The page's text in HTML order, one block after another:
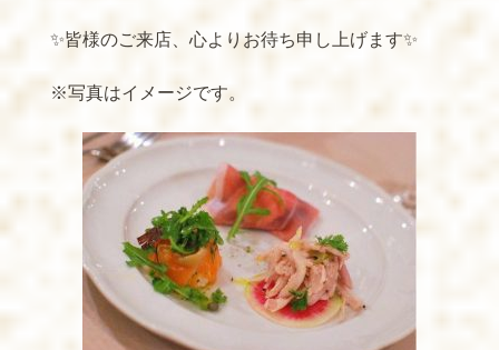
✨皆様のご来店、心よりお待ち申し上げます✨
※写真はイメージです。